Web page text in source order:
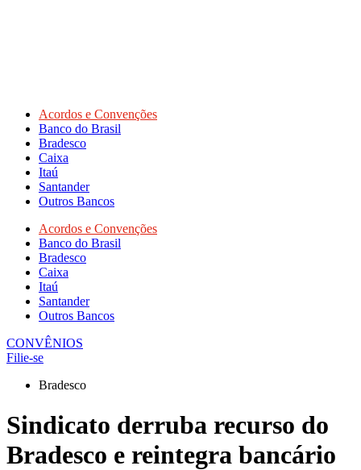
Acordos e Convenções
Banco do Brasil
Bradesco
Caixa
Itaú
Santander
Outros Bancos
Acordos e Convenções
Banco do Brasil
Bradesco
Caixa
Itaú
Santander
Outros Bancos
CONVÊNIOS
Filie-se
Bradesco
Sindicato derruba recurso do
Bradesco e reintegra bancário